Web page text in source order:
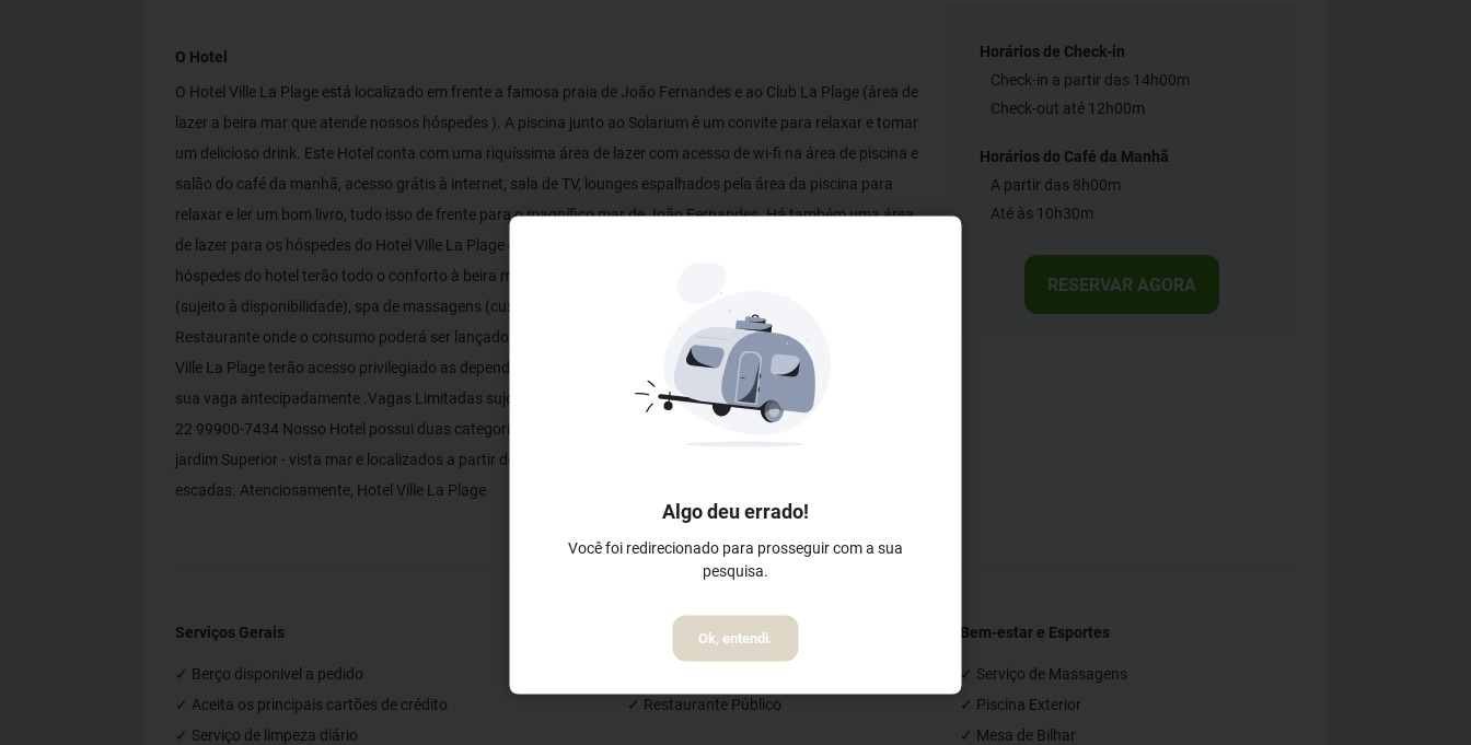
Algo deu errado!
Você foi redirecionado para prosseguir com a sua
pesquisa.
Ok, entendi.
O Hotel
O Hotel Ville La Plage está localizado em frente a famosa praia de João Fernandes e ao Club La Plage (área de
lazer a beira mar que atende nossos hóspedes ). A piscina junto ao Solarium é um convite para relaxar e tomar
um delicioso drink. Este Hotel conta com uma riquíssima área de lazer com acesso de wi-fi na área de piscina e
salão do café da manhã, acesso grátis à internet, sala de TV, lounges espalhados pela área da piscina para
relaxar e ler um bom livro, tudo isso de frente para o magnífico mar de João Fernandes. Há também uma área
de lazer para os hóspedes do Hotel Ville La Plage em plena praia de João Fernandes, o Club La Plage. Lá os
hóspedes do hotel terão todo o conforto à beira mar, com serviço de praia - toalhas, cadeiras e guarda-sóis
(sujeito à disponibilidade), spa de massagens (custo extra) Wi-fi com acesso grátis, serviço de Bar e
Restaurante onde o consumo poderá ser lançado diretamente em sua conta no hotel. Os hóspedes do hotel
Ville La Plage terão acesso privilegiado as dependências do Club. ESTACIONAMENTO DISPONÍVEL .Reserve
sua vaga antecipadamente .Vagas Limitadas sujeito a disponibilidade reservasvlp@lp-lf.com
Whatsapp +55
22 99900-7434 Nosso Hotel possui duas categorias de apartamentos: Standard - são os mais altos com vista
jardim Superior - vista mar e localizados a partir do 2° andar até o 5° andar. O acesso a todos os quartos é por
escadas. Atenciosamente, Hotel Ville La Plage
Horários de Check-in
Check-in a partir das 14h00m
Check-out até 12h00m
Horários do Café da Manhã
A partir das 8h00m
Até às 10h30m
RESERVAR AGORA
Serviços Gerais
✓ Berço disponivel a pedido
✓ Aceita os principais cartões de crédito
✓ Serviço de limpeza diário
Restaurantes e Bares
✓ Restaurante Público
Bem-estar e Esportes
✓ Serviço de Massagens
✓ Piscina Exterior
✓ Mesa de Bilhar